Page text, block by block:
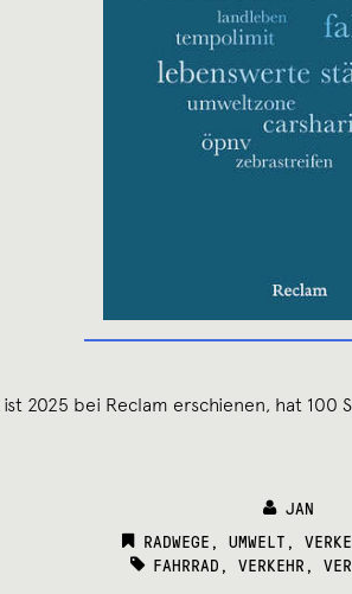
ist 2025 bei Reclam erschienen, hat 100
JAN
CATEGORIES:
RADWEGE , UMWELT ,
TAGS:
FAHRRAD , VERKEHR ,